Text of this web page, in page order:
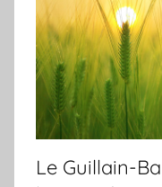
Le Guillain-